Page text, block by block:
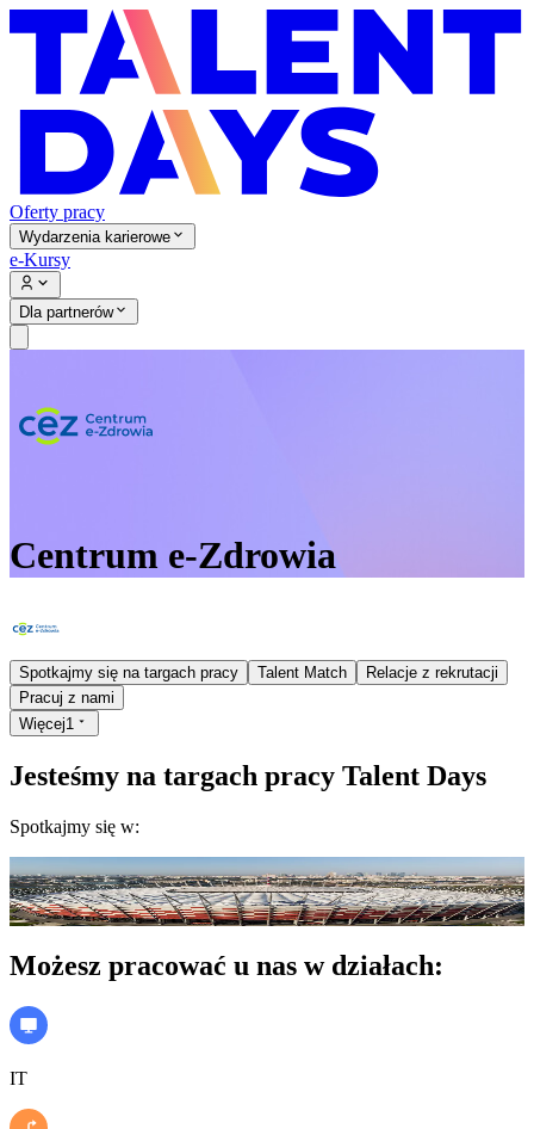
Oferty pracy
Wydarzenia karierowe
e-Kursy
Dla partnerów
Centrum e-Zdrowia
Spotkajmy się na targach pracy Talent Match
Relacje z rekrutacji
Pracuj z nami
Więcej1
Jesteśmy na targach pracy Talent Days
Spotkajmy się w:
kwiecień 2026
WarszawaPGE Narodowy
Weź udział
Możesz pracować u nas w działach:
IT